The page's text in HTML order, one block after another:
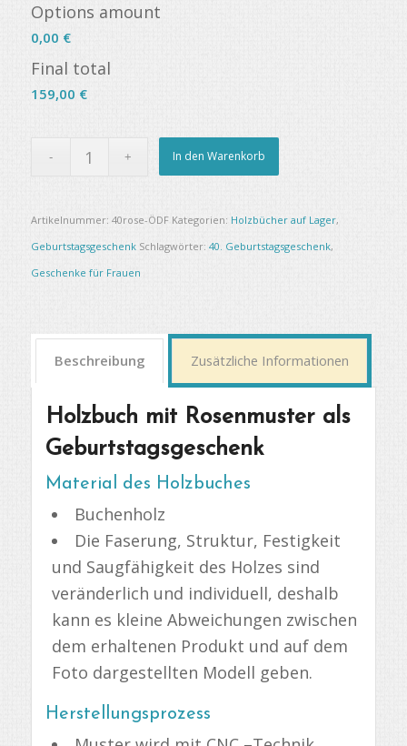
Options amount
0,00 €
Final total
159,00 €
In den Warenkorb
Artikelnummer: 40rose-ÖDF Kategorien: Holzbücher auf Lager,
Geburtstagsgeschenk Schlagwörter: 40. Geburtstagsgeschenk,
Geschenke für Frauen
Beschreibung Zusätzliche Informationen
Holzbuch mit Rosenmuster als
Geburtstagsgeschenk
Material des Holzbuches
Buchenholz
Die Faserung, Struktur, Festigkeit
und Saugfähigkeit des Holzes sind
veränderlich und individuell, deshalb
kann es kleine Abweichungen zwischen
dem erhaltenen Produkt und auf dem
Foto dargestellten Modell geben.
Herstellungsprozess